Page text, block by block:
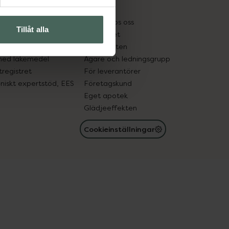
Tillåt alla
in gammal medicin
läkemedel
expertstöd, EES
Pressrum
Jobba hos oss
Hållbarhet
Samarbeten
Ägare och ledningsgrupp
För leverantörer
Företagskund
Eget apotek
Glädjeeffekten
Cookieinställningar